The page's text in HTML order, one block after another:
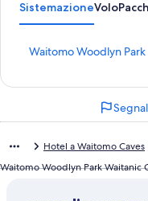
SistemazioneVolo
Waitomo Woodlyn
L
h
p
Hotel a Waitomo Caves
Waitomo Woodlyn Park Waitanic